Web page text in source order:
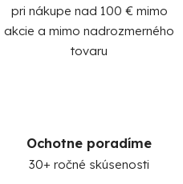
pri nákupe nad 100 € mimo
akcie a mimo nadrozmerného
tovaru
Ochotne poradíme
30+ ročné skúsenosti